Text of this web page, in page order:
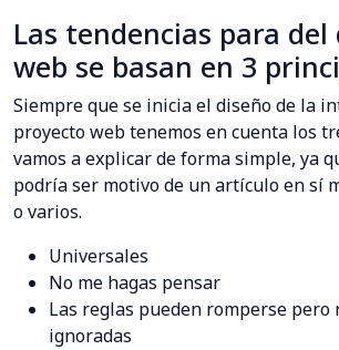
Las tendencias para del
web se basan en 3
Siempre que se inicia el diseño de la
proyecto web tenemos en cuenta los
vamos a explicar de forma simple, ya
podría ser motivo de un artículo en sí
o varios.
Universales
No me hagas pensar
Las reglas pueden romperse pero
ignoradas